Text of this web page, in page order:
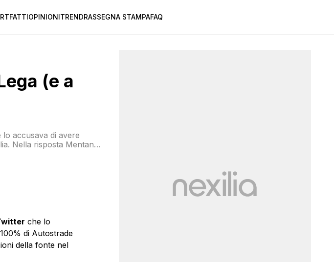
FATTIOPINIONITRENDRASSEGNA STAMPAFAQ
(e a
accusava di avere
Nella risposta Mentana
che lo
di Autostrade
della fonte nel